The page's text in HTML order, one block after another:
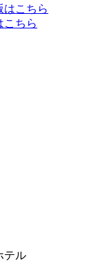
はこちら
こちら
テル